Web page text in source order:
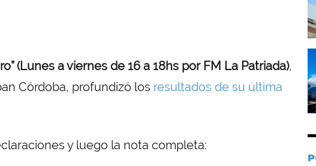
(Lunes a viernes de 16 a 18hs por FM La Patriada),
Córdoba, profundizó los resultados de su última
y luego la nota completa: